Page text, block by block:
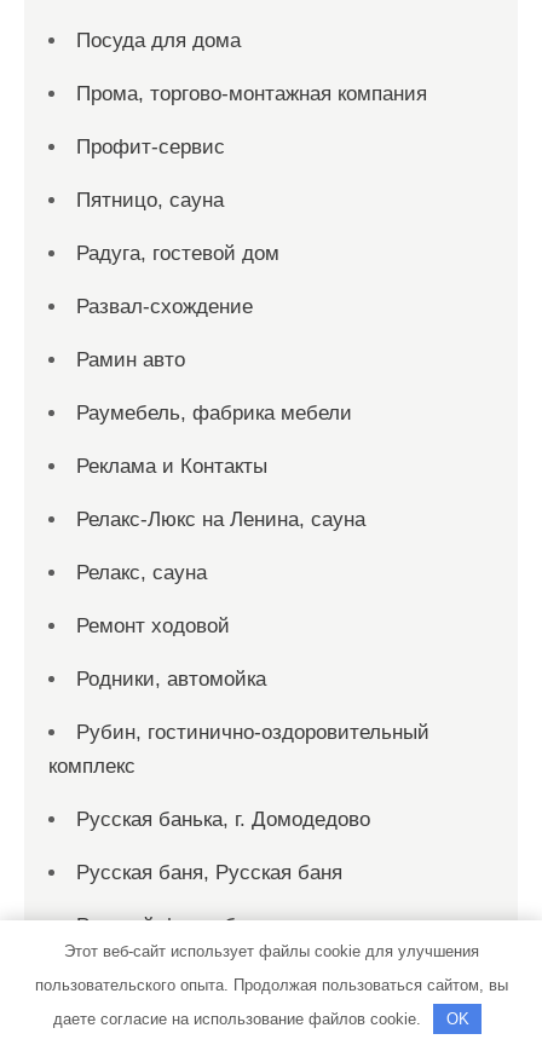
Посуда для дома
Прома, торгово-монтажная компания
Профит-сервис
Пятницо, сауна
Радуга, гостевой дом
Развал-схождение
Рамин авто
Раумебель, фабрика мебели
Реклама и Контакты
Релакс-Люкс на Ленина, сауна
Релакс, сауна
Ремонт ходовой
Родники, автомойка
Рубин, гостинично-оздоровительный
комплекс
Русская банька, г. Домодедово
Русская баня, Русская баня
Русский финн, баня-сауна
Рыбка, сауна
Рэн, сервисный автокомплекс
Этот веб-сайт использует файлы cookie для улучшения
пользовательского опыта. Продолжая пользоваться сайтом, вы
даете согласие на использование файлов cookie.
OK